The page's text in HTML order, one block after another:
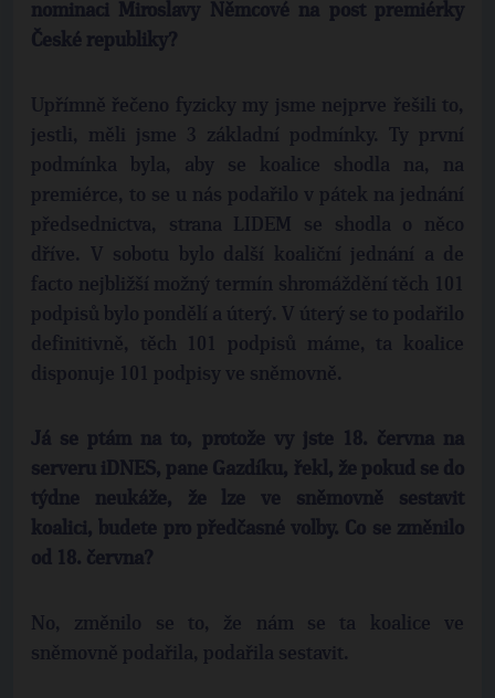
nominaci Miroslavy Němcové na post premiérky
České republiky?
Upřímně řečeno fyzicky my jsme nejprve řešili to,
jestli, měli jsme 3 základní podmínky. Ty první
podmínka byla, aby se koalice shodla na, na
premiérce, to se u nás podařilo v pátek na jednání
předsednictva, strana LIDEM se shodla o něco
dříve. V sobotu bylo další koaliční jednání a de
facto nejbližší možný termín shromáždění těch 101
podpisů bylo pondělí a úterý. V úterý se to podařilo
definitivně, těch 101 podpisů máme, ta koalice
disponuje 101 podpisy ve sněmovně.
Já se ptám na to, protože vy jste 18. června na
serveru iDNES, pane Gazdíku, řekl, že pokud se do
týdne neukáže, že lze ve sněmovně sestavit
koalici, budete pro předčasné volby. Co se změnilo
od 18. června?
No, změnilo se to, že nám se ta koalice ve
sněmovně podařila, podařila sestavit.